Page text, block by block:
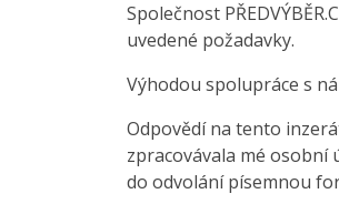
Společnost
uvedené požadavky.
Výhodou spolupráce s
Odpovědí na tento
zpracovávala mé osobní
do odvolání písemnou